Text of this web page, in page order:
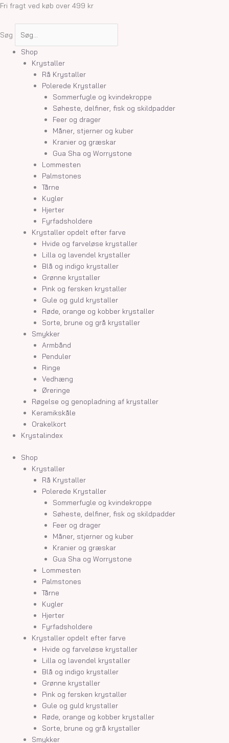
Gå
Fri fragt ved køb over 499 kr
Søg
Shop
Krystaller
Rå Krystaller
Polerede Krystaller
Sommerfugle og kvindekroppe
Søheste, delfiner, fisk og skildpadder
Feer og drager
Måner, stjerner og kuber
Kranier og græskar
Gua Sha og Worrystone
Lommesten
Palmstones
Tårne
Kugler
Hjerter
Fyrfadsholdere
Krystaller opdelt efter farve
Hvide og farveløse krystaller
Lilla og lavendel krystaller
Blå og indigo krystaller
Grønne krystaller
Pink og fersken krystaller
Gule og guld krystaller
Røde, orange og kobber krystaller
Sorte, brune og grå krystaller
Smykker
Armbånd
Penduler
Ringe
Vedhæng
Øreringe
Røgelse og genopladning af krystaller
Keramikskåle
Orakelkort
Krystalindex
Shop
Krystaller
Rå Krystaller
Polerede Krystaller
Sommerfugle og kvindekroppe
Søheste, delfiner, fisk og skildpadder
Feer og drager
Måner, stjerner og kuber
Kranier og græskar
Gua Sha og Worrystone
Lommesten
Palmstones
Tårne
Kugler
Hjerter
Fyrfadsholdere
Krystaller opdelt efter farve
Hvide og farveløse krystaller
Lilla og lavendel krystaller
Blå og indigo krystaller
Grønne krystaller
Pink og fersken krystaller
Gule og guld krystaller
Røde, orange og kobber krystaller
Sorte, brune og grå krystaller
Smykker